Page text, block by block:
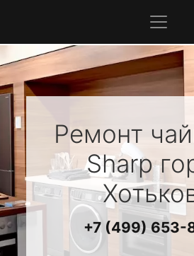
Ремонт
Sharp
+7 (499) 653-